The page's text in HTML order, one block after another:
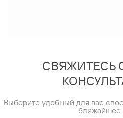
СВЯЖИТЕСЬ
Выберите удобный для вас
ближайшее